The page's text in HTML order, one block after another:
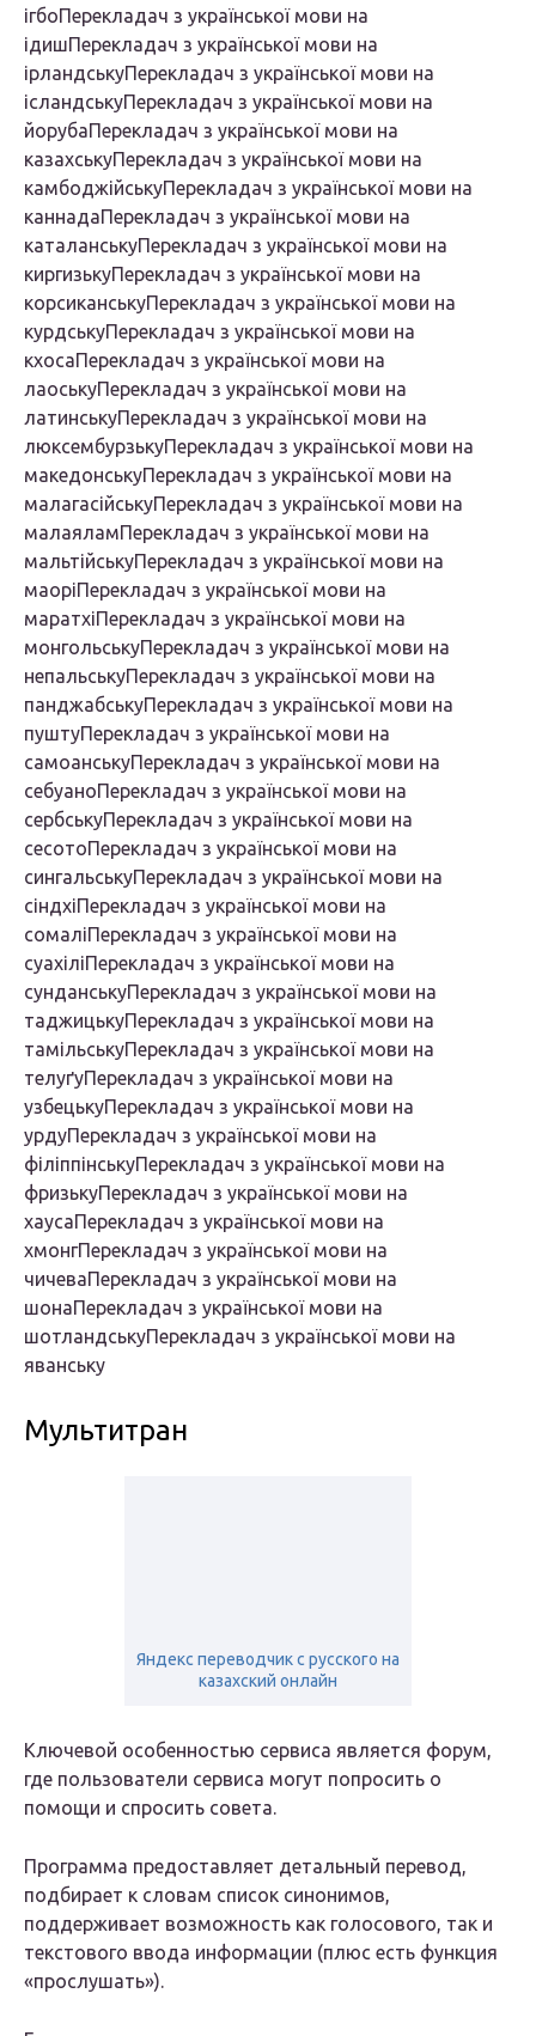
ігбоПерекладач з української мови на
ідишПерекладач з української мови на
ірландськуПерекладач з української мови на
ісландськуПерекладач з української мови на
йорубаПерекладач з української мови на
казахськуПерекладач з української мови на
камбоджійськуПерекладач з української мови на
каннадаПерекладач з української мови на
каталанськуПерекладач з української мови на
киргизькуПерекладач з української мови на
корсиканськуПерекладач з української мови на
курдськуПерекладач з української мови на
кхосаПерекладач з української мови на
лаоськуПерекладач з української мови на
латинськуПерекладач з української мови на
люксембурзькуПерекладач з української мови на
македонськуПерекладач з української мови на
малагасійськуПерекладач з української мови на
малаяламПерекладач з української мови на
мальтійськуПерекладач з української мови на
маоріПерекладач з української мови на
маратхіПерекладач з української мови на
монгольськуПерекладач з української мови на
непальськуПерекладач з української мови на
панджабськуПерекладач з української мови на
пуштуПерекладач з української мови на
самоанськуПерекладач з української мови на
себуаноПерекладач з української мови на
сербськуПерекладач з української мови на
сесотоПерекладач з української мови на
сингальськуПерекладач з української мови на
сіндхіПерекладач з української мови на
сомаліПерекладач з української мови на
суахіліПерекладач з української мови на
сунданськуПерекладач з української мови на
таджицькуПерекладач з української мови на
тамільськуПерекладач з української мови на
телуґуПерекладач з української мови на
узбецькуПерекладач з української мови на
урдуПерекладач з української мови на
філіппінськуПерекладач з української мови на
фризькуПерекладач з української мови на
хаусаПерекладач з української мови на
хмонгПерекладач з української мови на
чичеваПерекладач з української мови на
шонаПерекладач з української мови на
шотландськуПерекладач з української мови на
яванську
Мультитран
Яндекс переводчик с русского на
казахский онлайн
Ключевой особенностью сервиса является форум,
где пользователи сервиса могут попросить о
помощи и спросить совета.
Программа предоставляет детальный перевод,
подбирает к словам список синонимов,
поддерживает возможность как голосового, так и
текстового ввода информации (плюс есть функция
«прослушать»).